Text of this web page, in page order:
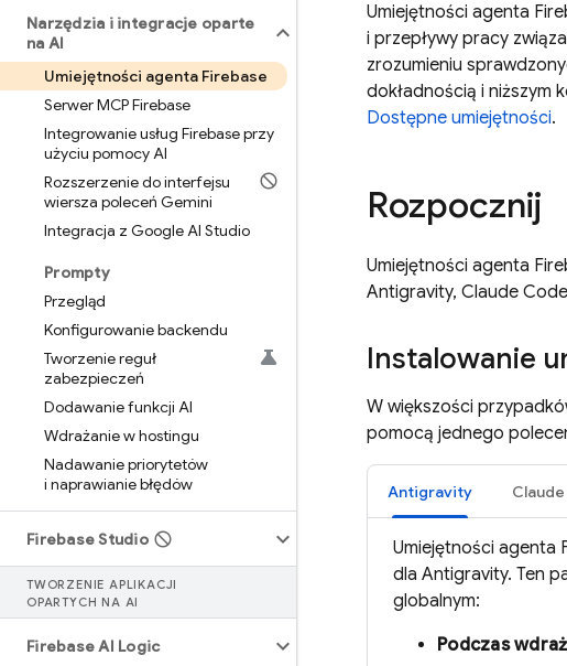
Narzędzia i integracje oparte
na AI
Umiejętności agenta Firebase
Serwer MCP Firebase
Integrowanie usług Firebase przy
użyciu pomocy AI
Rozszerzenie do interfejsu
wiersza poleceń Gemini
Integracja z Google AI Studio
Prompty
Przegląd
Konfigurowanie backendu
Tworzenie reguł
zabezpieczeń
Dodawanie funkcji AI
Wdrażanie w hostingu
Nadawanie priorytetów
i naprawianie błędów
Firebase Studio
TWORZENIE APLIKACJI
OPARTYCH NA AI
Firebase AI Logic
Umiejętności agenta
i przepływy pracy
zrozumieniu
dokładnością i niższym
Dostępne umiejętności.
Rozpocznij
Umiejętności agenta
Antigravity, Claude
Instalowanie
W większości
pomocą jednego
Antigravity
Umiejętności agenta
dla Antigravity. Ten
globalnym:
Podczas